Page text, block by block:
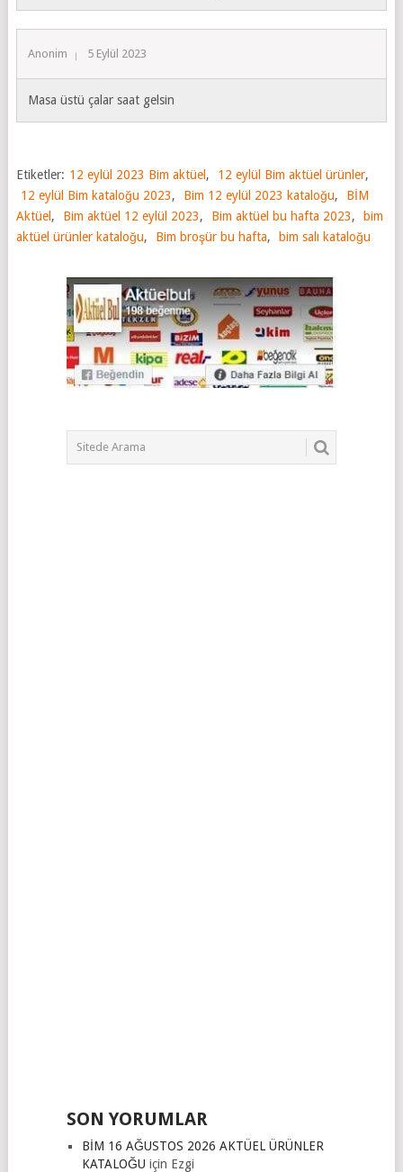
Anonim 5 Eylül 2023
Masa üstü çalar saat gelsin
Etiketler: 12 eylül 2023 Bim aktüel, 12 eylül Bim aktüel ürünler,
12 eylül Bim kataloğu 2023, Bim 12 eylül 2023 kataloğu,
BİM
Aktüel, Bim aktüel 12 eylül 2023, Bim aktüel bu hafta 2023,
bim
aktüel ürünler kataloğu, Bim broşür bu hafta, bim salı kataloğu
SON YORUMLAR
BİM 16 AĞUSTOS 2026 AKTÜEL ÜRÜNLER
KATALOĞU için Ezgi